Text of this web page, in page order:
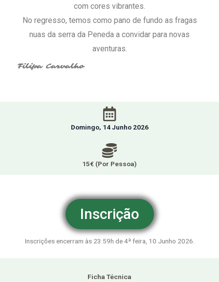
com cores vibrantes.
No regresso, temos como pano de fundo as fragas
nuas da serra da Peneda a convidar para novas
aventuras.
Filipa Carvalho
Domingo, 14 Junho 2026
15€ (Por Pessoa)
Inscrição
Inscrições encerram às 23:59h de 4ª feira, 10 Junho 2026.
Ficha Técnica